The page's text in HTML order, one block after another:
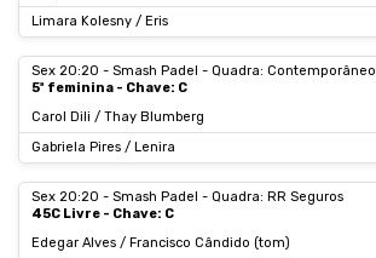
Limara Kolesny / Eris
Sex 20:20 - Smash Padel - Quadra: Contemporâneo
5ª feminina - Chave: C
Carol Dili / Thay Blumberg
Gabriela Pires / Lenira
Sex 20:20 - Smash Padel - Quadra: RR Seguros
45C Livre - Chave: C
Edegar Alves / Francisco Cândido (tom)